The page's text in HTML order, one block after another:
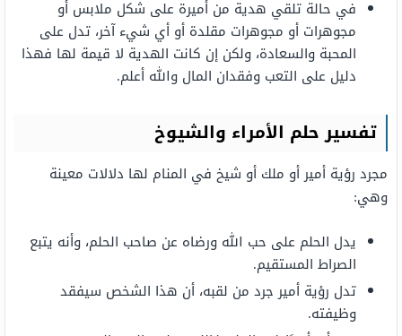
في حالة تلقي هدية من أميرة على شكل ملابس أو
مجوهرات أو مجوهرات مقلدة أو أي شيء آخر، تدل على
المحبة والسعادة، ولكن إن كانت الهدية لا قيمة لها فهذا
دليل على التعب وفقدان المال والله أعلم.
تفسير حلم الأمراء والشيوخ
مجرد رؤية أمير أو ملك أو شيخ في المنام لها دلالات معينة
وهي:
يدل الحلم على حب الله ورضاه عن صاحب الحلم، وأنه يتبع
الصراط المستقيم.
تدل رؤية أمير جرد من لقبه، أن هذا الشخص سيفقد
وظيفته.